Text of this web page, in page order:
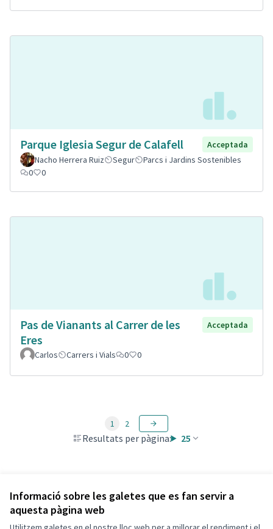
Informació sobre les galetes que es fan servir a
aquesta pàgina web
Parque Iglesia Segur de Calafell
Acceptada
Nacho Herrera Ruiz
Segur
Parcs i Jardins Sostenibles
0
0
Pas de Vianants al Carrer de les
Eres
Acceptada
Carlos Carrers i Vials 0 0
Resultats per pàgina: 25
1 2
Veure totes les propostes retirades